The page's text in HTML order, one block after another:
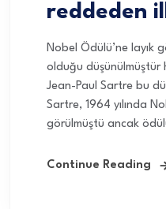
reddeden
Nobel Ödülü’ne layık
olduğu düşünülmüştür
Jean-Paul Sartre bu
Sartre, 1964 yılında
görülmüştü ancak
Continue Reading